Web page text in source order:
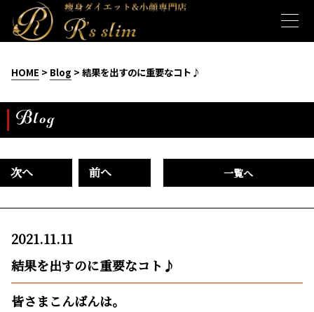
HOME > Blog > 結果を出すのに重要なコト♪
Blog
次へ 前へ 一覧へ
2021.11.11
結果を出すのに重要なコト♪
皆さまこんばんは。